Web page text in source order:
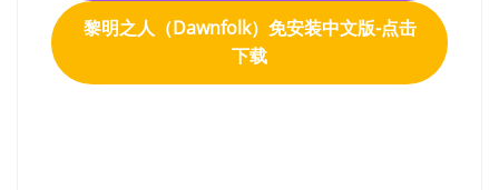
黎明之人（Dawnfolk）免安装中文版-点击
下载